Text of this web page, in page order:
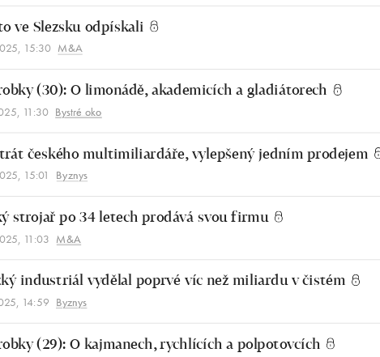
ve Slezsku odpískali
15:30 M&A
(30): O limonádě, akademicích a gladiátorech
11:30 Bystré oko
českého multimiliardáře, vylepšený jedním prodejem
15:01 Byznys
strojař po 34 letech prodává svou firmu
11:03 M&A
industriál vydělal poprvé víc než miliardu v čistém
14:59 Byznys
(29): O kajmanech, rychlících a polpotovcích